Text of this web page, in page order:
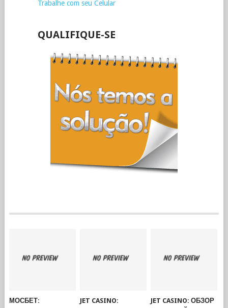
Trabalhe com seu Celular
QUALIFIQUE-SE
МОСБЕТ:
JET CASINO:
JET CASINO: ОБЗОР